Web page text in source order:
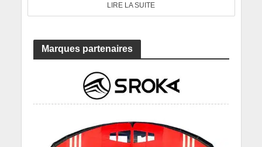
LIRE LA SUITE
Marques partenaires